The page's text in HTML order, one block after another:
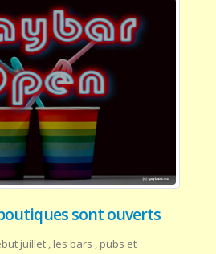
sont ouverts
juillet , les bars , pubs et